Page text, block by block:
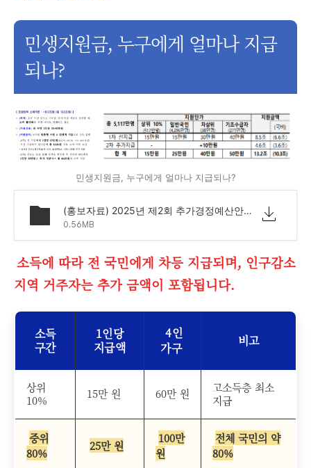
민생지원금, 누구에게 얼마나 지급
되나?
민생지원금, 누구에게 얼마나 지급되나?
(홍보자료) 2025년 제2회 추가경정예산안.pdf
0.56MB
소득에 따라 전 국민에게 차등 지급되며, 인구감소
지역 거주자는 추가 금액이 포함됩니다.
소득
구간
1인당
지급액
4인
가구
비고
상위
10%
15만 원 60만 원
고소득층 최소
지급
중위
80%
25만 원
100만
원
전체 국민의 약
80%